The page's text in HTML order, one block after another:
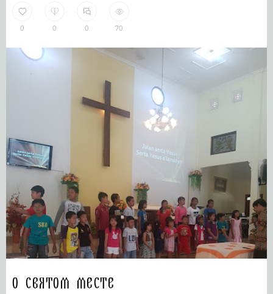
0 0 0 70
О святом месте